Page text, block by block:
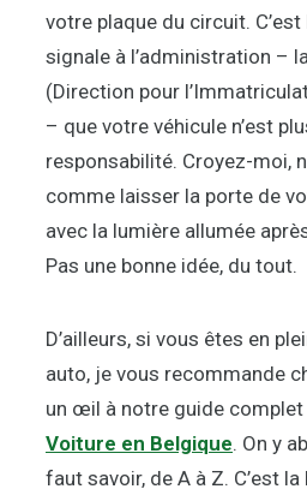
votre plaque du circuit.
signale à l’administration –
(Direction pour
– que votre véhicule n’est
responsabilité. Croyez-moi,
comme laisser la porte de
avec la lumière allumée
Pas une bonne idée, du tout.
D’ailleurs, si vous êtes en
auto, je vous recommande
un œil à notre guide complet
Voiture en Belgique. On y
faut savoir, de A à Z. C’est